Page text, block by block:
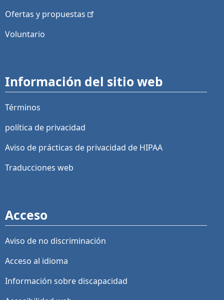
Ofertas y propuestas
Voluntario
Información del sitio web
Términos
política de privacidad
Aviso de prácticas de privacidad de HIPAA
Traducciones web
Acceso
Aviso de no discriminación
Acceso al idioma
Información sobre discapacidad